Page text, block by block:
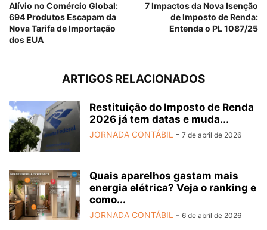
Alívio no Comércio Global:
694 Produtos Escapam da
Nova Tarifa de Importação
dos EUA
7 Impactos da Nova Isenção
de Imposto de Renda:
Entenda o PL 1087/25
ARTIGOS RELACIONADOS
Restituição do Imposto de Renda
2026 já tem datas e muda...
JORNADA CONTÁBIL - 7 de abril de 2026
Quais aparelhos gastam mais
energia elétrica? Veja o ranking e
como...
JORNADA CONTÁBIL - 6 de abril de 2026